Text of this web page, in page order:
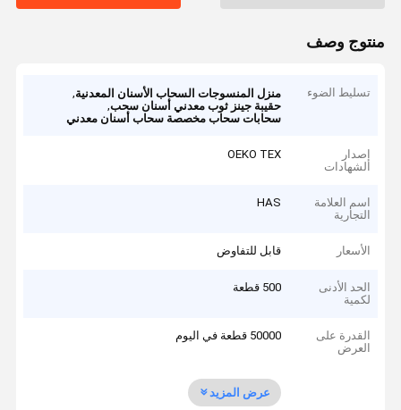
منتوج وصف
تسليط الضوء منزل المنسوجات السحاب الأسنان المعدنية,
حقيبة جينز ثوب معدني أسنان سحب,
سحابات سحاب مخصصة سحاب أسنان معدني
إصدار
الشهادات
OEKO TEX
اسم العلامة
التجارية
HAS
الأسعار قابل للتفاوض
الحد الأدنى
لكمية
500 قطعة
القدرة على
العرض
50000 قطعة في اليوم
عرض المزيد